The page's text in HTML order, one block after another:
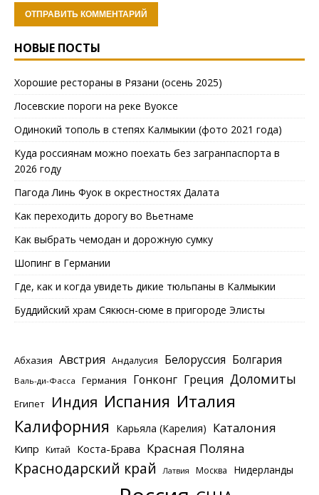
НОВЫЕ ПОСТЫ
Хорошие рестораны в Рязани (осень 2025)
Лосевские пороги на реке Вуоксе
Одинокий тополь в степях Калмыкии (фото 2021 года)
Куда россиянам можно поехать без загранпаспорта в
2026 году
Пагода Линь Фуок в окрестностях Далата
Как переходить дорогу во Вьетнаме
Как выбрать чемодан и дорожную сумку
Шопинг в Германии
Где, как и когда увидеть дикие тюльпаны в Калмыкии
Буддийский храм Сякюсн-сюме в пригороде Элисты
Абхазия Австрия Андалусия Белоруссия Болгария
Валь-ди-Фасса Германия Гонконг Греция Доломиты
Египет Индия Испания Италия
Калифорния Карьяла (Карелия) Каталония
Кипр Китай Коста-Брава Красная Поляна
Краснодарский край Латвия Москва Нидерланды